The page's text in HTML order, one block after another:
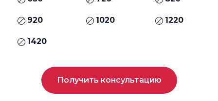
920 1020 1220
1420
Получить консультацию